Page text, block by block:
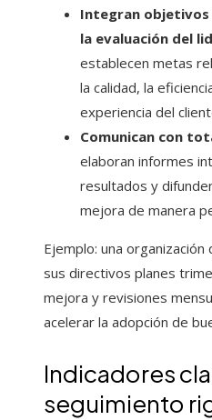
Integran objetivos
la evaluación del
establecen metas
la calidad, la
experiencia del
Comunican con
elaboran informes
resultados y
mejora de manera
Ejemplo: una organización
sus directivos planes
mejora y revisiones
acelerar la adopción de
Indicadores
seguimiento